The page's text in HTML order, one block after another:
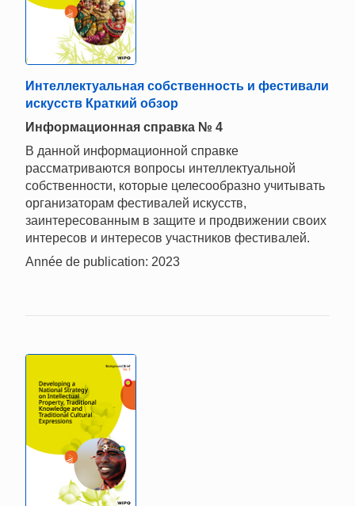
Интеллектуальная собственность и фестивали
искусств Краткий обзор
Информационная справка № 4
В данной информационной справке
рассматриваются вопросы интеллектуальной
собственности, которые целесообразно учитывать
организаторам фестивалей искусств,
заинтересованным в защите и продвижении своих
интересов и интересов участников фестивалей.
Année de publication: 2023